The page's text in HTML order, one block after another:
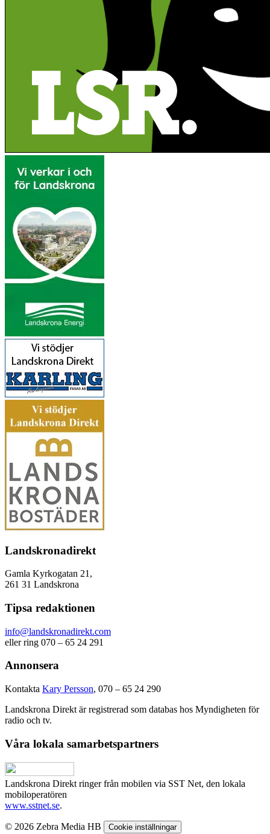
Landskronadirekt
Gamla Kyrkogatan 21,
261 31 Landskrona
Tipsa redaktionen
info@landskronadirekt.com
eller ring 070 – 65 24 291
Annonsera
Kontakta Kary Persson, 070 – 65 24 290
Landskrona Direkt är registrerad som databas hos Myndigheten för
radio och tv.
Våra lokala samarbetspartners
Landskrona Direkt ringer från mobilen via SST Net, den lokala
mobiloperatören
www.sstnet.se.
© 2026 Zebra Media HB Cookie inställningar